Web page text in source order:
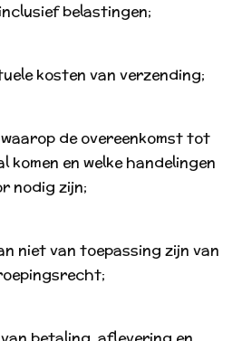
belastingen;
kosten van verzending;
waarop de overeenkomst tot
komen en welke handelingen
nodig zijn;
niet van toepassing zijn van